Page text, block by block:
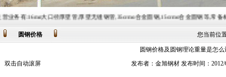
务有:16mn大口径厚壁管,厚壁无缝钢管,35crmo合金圆钢,15crmo合金圆钢等,常备
圆钢价格 您当前位
圆钢价格及圆钢理论重量是怎么
双击自动滚屏
发布者：金旭钢材 发布时间：2012/